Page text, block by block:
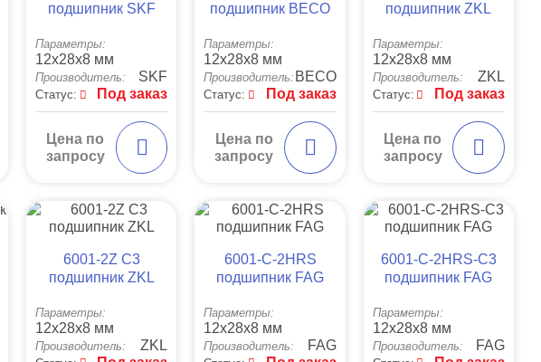
подшипник SKF
Параметры:
12x28x8 мм
Производитель: SKF
Статус: Под заказ
Цена по
запросу
подшипник BECO
Параметры:
12x28x8 мм
Производитель: BECO
Статус: Под заказ
Цена по
запросу
подшипник ZKL
Параметры:
12x28x8 мм
Производитель: ZKL
Статус: Под заказ
Цена по
запросу
6001-2Z C3
подшипник ZKL
Параметры:
12x28x8 мм
Производитель: ZKL
6001-C-2HRS
подшипник FAG
Параметры:
12x28x8 мм
Производитель: FAG
6001-С-2HRS-C3
подшипник FAG
Параметры:
12x28x8 мм
Производитель: FAG